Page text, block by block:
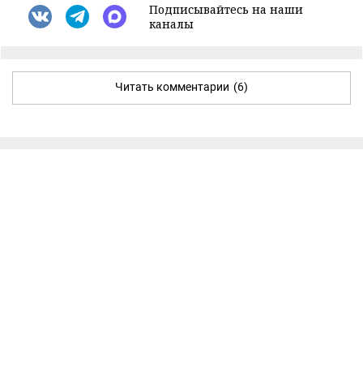
Подписывайтесь на наши
каналы
Читать комментарии (6)